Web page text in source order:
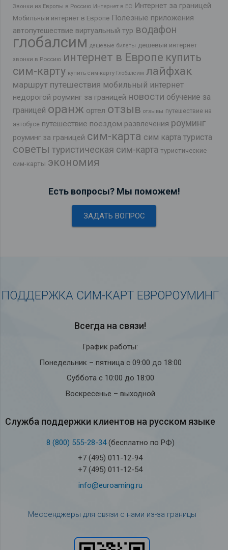
Звонки из Европы в Россию Интернет в ЕС Интернет за границей
Мобильный интернет в Европе Полезные приложения
автопутешествие виртуальный тур водафон
глобалсим дешевые билеты дешевый интернет
звонки в Россию интернет в Европе купить
сим-карту купить сим-карту Глобалсим лайфхак
маршрут путешествия мобильный интернет
недорогой роуминг за границей новости обучение за
границей оранж ортел отзыв отзывы путешествие на
автобусе путешествие поездом развлечения роуминг
роуминг за границей сим-карта сим карта туриста
советы туристическая сим-карта туристические
сим-карты экономия
Есть вопросы? Мы поможем!
ЗАДАТЬ ВОПРОС
ПОДДЕРЖКА СИМ-КАРТ ЕВРОРОУМИНГ
Всегда на связи!
График работы:
Понедельник – пятница с 09:00 до 18:00
Суббота с 10:00 до 18:00
Воскресенье – выходной
Служба под­держки кли­ен­тов на рус­ском языке
8 (800) 555-28-34(бесплатно по РФ)
+7 (495) 011-12-94
+7 (495) 011-12-54
info@euroaming.ru
Мессенджеры для связи с нами из-за границы